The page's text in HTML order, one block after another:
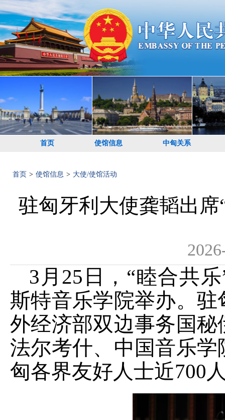
首页 使馆信息 中匈关系
首页 > 使馆信息 > 大使/使馆活动
驻匈牙利大使龚韬出
3月25日，“睦合共
斯特音乐学院举办。
外经济部双边事务国
法尔考什、中国音乐
匈各界友好人士近700